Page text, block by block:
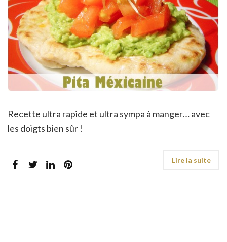
Recette ultra rapide et ultra sympa à manger… avec
les doigts bien sûr !